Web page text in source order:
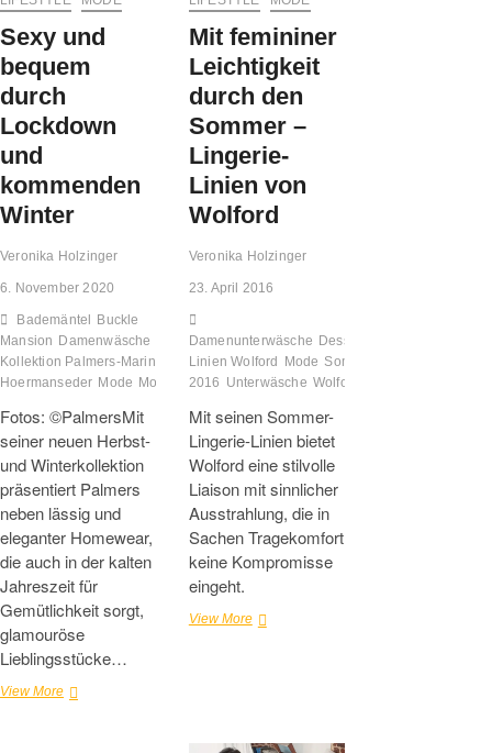
Sexy und
bequem
durch
Lockdown
und
kommenden
Winter
Veronika Holzinger
6. November 2020
Bademäntel Buckle
Mansion Damenwäsche Hausanzüge Herrenwäsche Homewear
Kollektion Palmers-Marina Hoermanseder Marina
Hoermanseder Mode Morgenmäntel Palmers Pyjama Unterwäsche
Fotos: ©PalmersMit
seiner neuen Herbst-
und Winterkollektion
präsentiert Palmers
neben lässig und
eleganter Homewear,
die auch in der kalten
Jahreszeit für
Gemütlichkeit sorgt,
glamouröse
Lieblingsstücke…
View MoreSexy
Mit femininer
Leichtigkeit
durch den
Sommer –
Lingerie-
Linien von
Wolford
Veronika Holzinger
23. April 2016
Damenunterwäsche Dessous
Linien Wolford Mode Sommer 2016
2016 Unterwäsche Wolford AG
Mit seinen Sommer-
Lingerie-Linien bietet
Wolford eine stilvolle
Liaison mit sinnlicher
Ausstrahlung, die in
Sachen Tragekomfort
keine Kompromisse
eingeht.
View MoreMit